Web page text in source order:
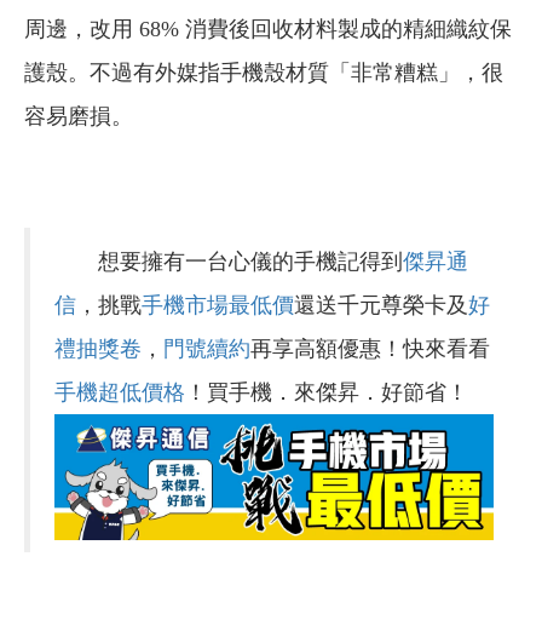
周邊，改用 68% 消費後回收材料製成的精細織紋保
護殼。不過有外媒指手機殼材質「非常糟糕」，很
容易磨損。
想要擁有一台心儀的手機記得到 傑昇通
信 ，挑戰手機市場最低價還送千元尊榮卡及好
禮抽獎卷 ， 門號續約再享高額優惠！快來看看
手機超低價格 ！買手機．來傑昇．好節省！